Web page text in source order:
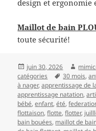
design et ergonomie
Maillot de bain
toute sécurité!
Publié
le
juin 30, 2026
catégories
Mots-
clés
30 mois,
à nager,apprentissage de
apprentissage natation,
bébé,enfant,été,
flottaison,flotte,flotter,
bain bouées, maillot de